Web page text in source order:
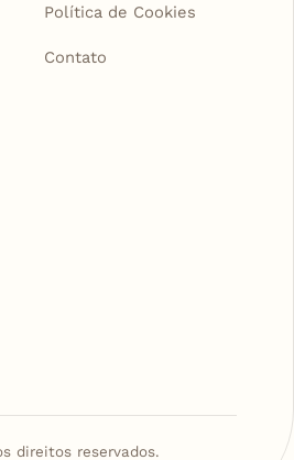
Política de Cookies
Contato
direitos reservados.